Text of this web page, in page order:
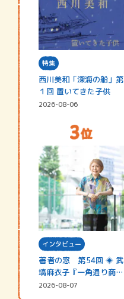
特集
西川美和「深海の船」第
１回 置いてきた子供
2026-08-06
インタビュー
著者の窓 第54回 ◈ 武
塙麻衣子『一角通り商店
街の…
2026-08-07